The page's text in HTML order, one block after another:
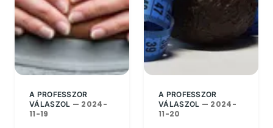
A PROFESSZOR
VÁLASZOL — 2024-
11-19
A PROFESSZOR
VÁLASZOL — 2024-
11-20